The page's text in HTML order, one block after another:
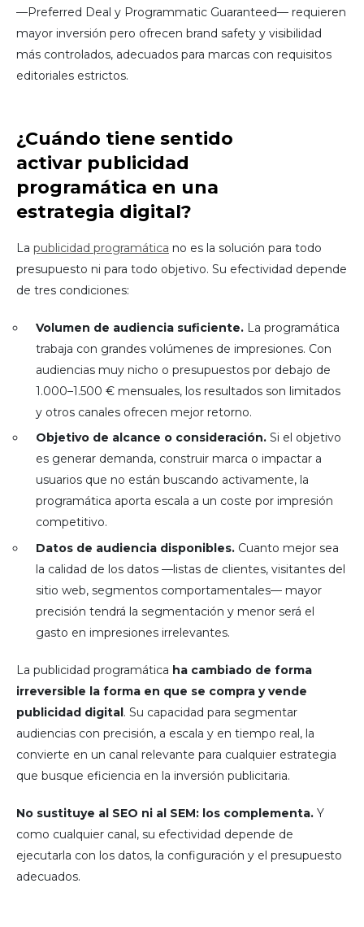
—Preferred Deal y Programmatic Guaranteed— requieren
mayor inversión pero ofrecen brand safety y visibilidad
más controlados, adecuados para marcas con requisitos
editoriales estrictos.
¿Cuándo tiene sentido
activar publicidad
programática en una
estrategia digital?
La publicidad programática no es la solución para todo
presupuesto ni para todo objetivo. Su efectividad depende
de tres condiciones:
Volumen de audiencia suficiente. La programática
trabaja con grandes volúmenes de impresiones. Con
audiencias muy nicho o presupuestos por debajo de
1.000–1.500 € mensuales, los resultados son limitados
y otros canales ofrecen mejor retorno.
Objetivo de alcance o consideración. Si el objetivo
es generar demanda, construir marca o impactar a
usuarios que no están buscando activamente, la
programática aporta escala a un coste por impresión
competitivo.
Datos de audiencia disponibles. Cuanto mejor sea
la calidad de los datos —listas de clientes, visitantes del
sitio web, segmentos comportamentales— mayor
precisión tendrá la segmentación y menor será el
gasto en impresiones irrelevantes.
La publicidad programática ha cambiado de forma
irreversible la forma en que se compra y vende
publicidad digital. Su capacidad para segmentar
audiencias con precisión, a escala y en tiempo real, la
convierte en un canal relevante para cualquier estrategia
que busque eficiencia en la inversión publicitaria.
No sustituye al SEO ni al SEM: los complementa. Y
como cualquier canal, su efectividad depende de
ejecutarla con los datos, la configuración y el presupuesto
adecuados.